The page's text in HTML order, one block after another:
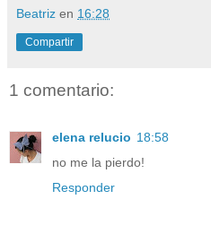
Beatriz en 16:28
Compartir
1 comentario:
elena relucio 18:58
no me la pierdo!
Responder